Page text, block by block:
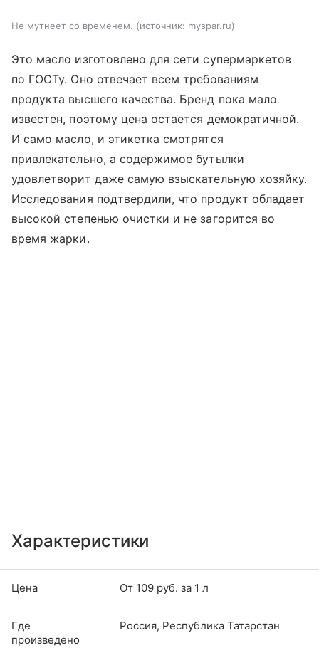
Не мутнеет со временем. источник: myspar.ru
Это масло изготовлено для сети супермаркетов
по ГОСТу. Оно отвечает всем требованиям
продукта высшего качества. Бренд пока мало
известен, поэтому цена остается демократичной.
И само масло, и этикетка смотрятся
привлекательно, а содержимое бутылки
удовлетворит даже самую взыскательную хозяйку.
Исследования подтвердили, что продукт обладает
высокой степенью очистки и не загорится во
время жарки.
Характеристики
Цена От 109 руб. за 1 л
Где
произведено
Россия, Республика Татарстан